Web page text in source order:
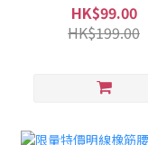
HK$99.00
HK$199.00